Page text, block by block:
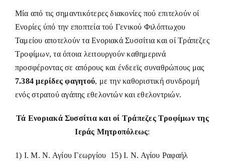
Μία από τις σημαντικότερες διακονίες πού επιτελούν οί
Ενορίες ύπό την εποπτεία τού Γενικού Φιλόπτωχου
Ταμείου αποτελούν τα Ενοριακά Συσσίτια και οί Τράπεζες
Τροφίμων, τα όποια λειτουργούν καθημερινά
προσφέροντας σε απόρους και ένδεεϊς συναθρώπους μας
7.384 μερίδες φαγητού, με την καθοριστική συνδρομή
ενός στρατού αγάπης εθελοντών και εθελοντριών.
Τά Ενοριακά Συσσίτια και οί Τράπεζες Τροφίμων της
Ιεράς Μητροπόλεως:
1) Ι. Μ. Ν. Αγίου Γεωργίου 15) Ι. Ν. Αγίου Ραφαήλ